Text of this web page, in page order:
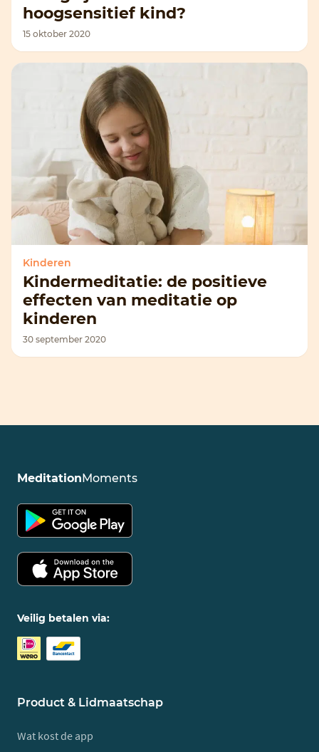
hoogsensitief kind?
15 oktober 2020
Kinderen
Kindermeditatie: de positieve
effecten van meditatie op
kinderen
30 september 2020
MeditationMoments
Veilig betalen via:
Product & Lidmaatschap
Wat kost de app